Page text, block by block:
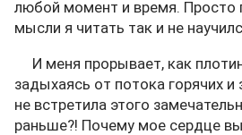
любой момент и время. Просто
мысли я читать так и не
И меня прорывает, как
задыхаясь от потока горячих и
не встретила этого
раньше?! Почему мое сердце